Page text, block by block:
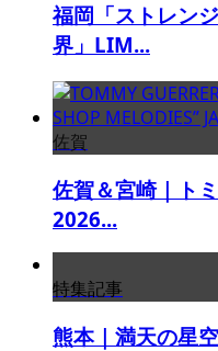
福岡「ストレン
界」LIM...
佐賀
佐賀＆宮崎｜ト
2026...
特集記事
熊本｜満天の星